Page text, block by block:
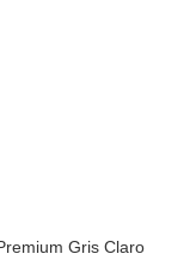
Gris Claro